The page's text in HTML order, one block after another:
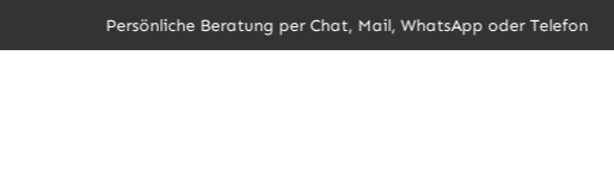
Persönliche Beratung per Chat, Mail, WhatsApp oder Telefon